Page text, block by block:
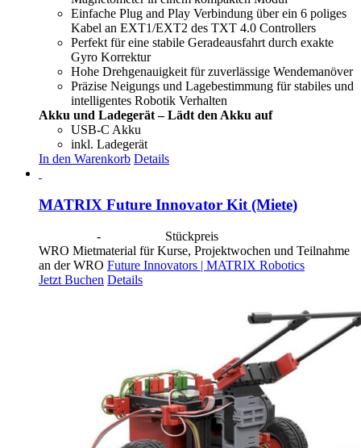
Einfache Plug and Play Verbindung über ein 6 poliges
Kabel an EXT1/EXT2 des TXT 4.0 Controllers
Perfekt für eine stabile Geradeausfahrt durch exakte
Gyro Korrektur
Hohe Drehgenauigkeit für zuverlässige Wendemanöver
Präzise Neigungs und Lagebestimmung für stabiles und
intelligentes Robotik Verhalten
Akku und Ladegerät – Lädt den Akku auf
USB-C Akku
inkl. Ladegerät
In den Warenkorb Details
MATRIX Future Innovator Kit (Miete)
-
Stückpreis
WRO Mietmaterial für Kurse, Projektwochen und Teilnahme
an der WRO Future Innovators | MATRIX Robotics
Jetzt Buchen Details